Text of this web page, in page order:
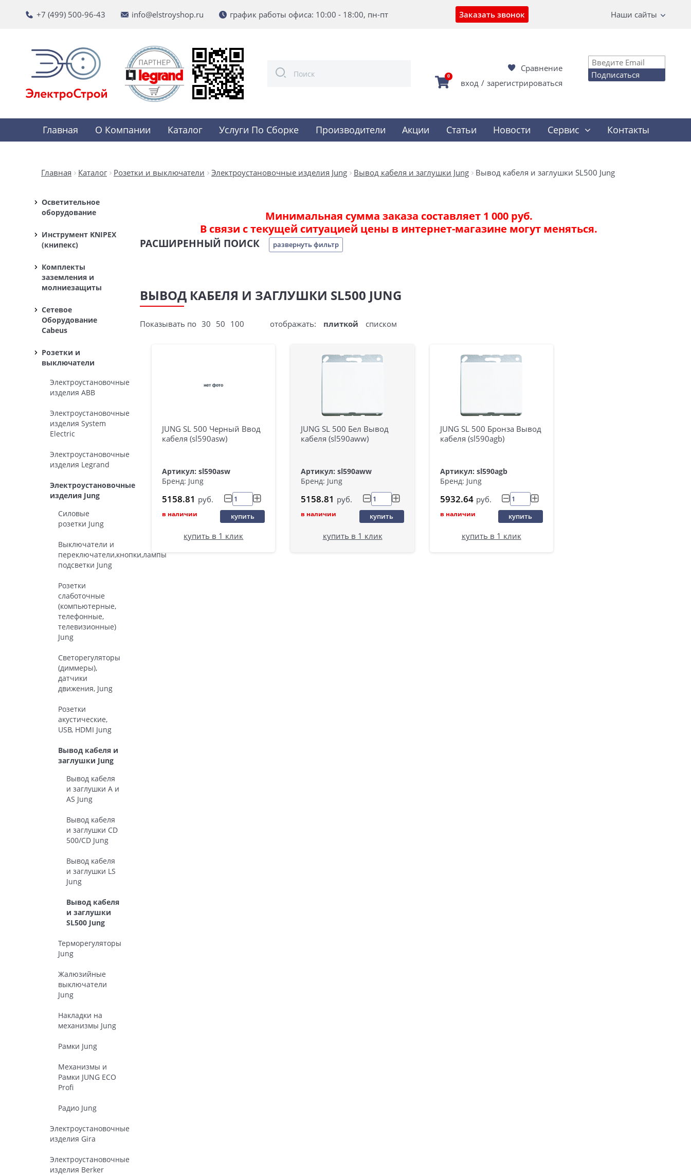
+7 (499) 500-96-43 info@elstroyshop.ru график работы офиса: 10:00 - 18:00, пн-пт Заказать звонок Наши сайты
Сравнение
0
вход / зарегистрироваться
Подписаться
Главная О Компании Каталог Услуги По Сборке Производители Акции Статьи Новости Сервис Контакты
Главная Каталог Розетки и выключатели Электроустановочные изделия Jung Вывод кабеля и заглушки Jung Вывод кабеля и заглушки SL500 Jung
Осветительное
оборудование
Инструмент KNIPEX
(книпекс)
Комплекты
заземления и
молниезащиты
Сетевое
Оборудование
Cabeus
Розетки и
выключатели
Электроустановочные
изделия ABB
Электроустановочные
изделия System
Electric
Электроустановочные
изделия Legrand
Электроустановочные
изделия Jung
Силовые
розетки Jung
Выключатели и
переключатели,кнопки,лампы
подсветки Jung
Розетки
слаботочные
(компьютерные,
телефонные,
телевизионные)
Jung
Светорегуляторы
(диммеры),
датчики
движения, Jung
Розетки
акустические,
USB, HDMI Jung
Вывод кабеля и
заглушки Jung
Вывод кабеля
и заглушки A и
AS Jung
Вывод кабеля
и заглушки CD
500/CD Jung
Вывод кабеля
и заглушки LS
Jung
Вывод кабеля
и заглушки
SL500 Jung
Терморегуляторы
Jung
Жалюзийные
выключатели
Jung
Накладки на
механизмы Jung
Рамки Jung
Механизмы и
Рамки JUNG ECO
Profi
Радио Jung
Электроустановочные
изделия Gira
Электроустановочные
изделия Berker
Минимальная сумма заказа составляет 1 000 руб.
В связи с текущей ситуацией цены в интернет-магазине могут меняться.
РАСШИРЕННЫЙ ПОИСК развернуть фильтр
ВЫВОД КАБЕЛЯ И ЗАГЛУШКИ SL500 JUNG
Показывать по 30 50 100 отображать: плиткой списком
JUNG SL 500 Черный Ввод
кабеля (sl590asw)
Артикул: sl590asw
Бренд: Jung
5158.81 руб.
в наличии купить
купить в 1 клик
JUNG SL 500 Бел Вывод
кабеля (sl590aww)
Артикул: sl590aww
Бренд: Jung
5158.81 руб.
в наличии купить
купить в 1 клик
JUNG SL 500 Бронза Вывод
кабеля (sl590agb)
Артикул: sl590agb
Бренд: Jung
5932.64 руб.
в наличии купить
купить в 1 клик